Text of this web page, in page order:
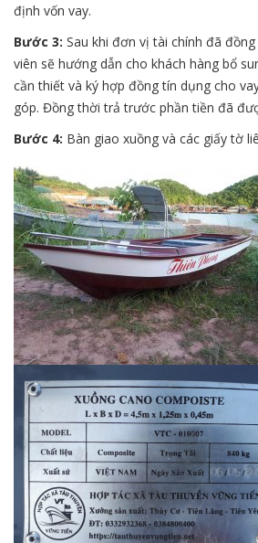
định vốn vay.
Bước 3: Sau khi đơn vị tài chính đã
viên sẽ hướng dẫn cho khách hàng bổ
cần thiết và ký hợp đồng tín dụng cho
góp. Đồng thời trả trước phần tiền đã
Bước 4: Bàn giao xuồng và các giấy tờ